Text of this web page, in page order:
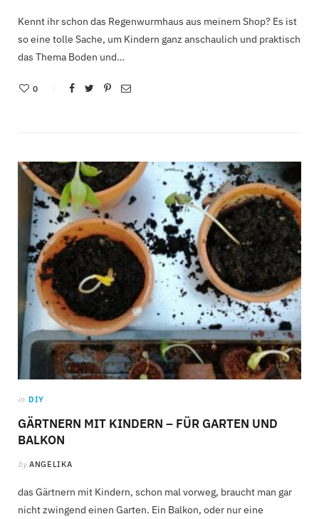
Kennt ihr schon das Regenwurmhaus aus meinem Shop? Es ist
so eine tolle Sache, um Kindern ganz anschaulich und praktisch
das Thema Boden und…
0
in DIY
GÄRTNERN MIT KINDERN – FÜR GARTEN UND
BALKON
by ANGELIKA
das Gärtnern mit Kindern, schon mal vorweg, braucht man gar
nicht zwingend einen Garten. Ein Balkon, oder nur eine